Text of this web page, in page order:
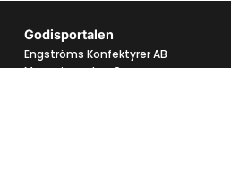
Godisportalen
Engströms Konfektyrer AB
Magasinsgatan 9